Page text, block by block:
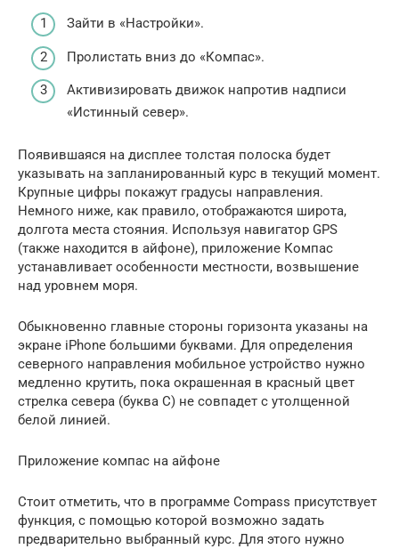
Зайти в «Настройки».
Пролистать вниз до «Компас».
Активизировать движок напротив надписи
«Истинный север».
Появившаяся на дисплее толстая полоска будет
указывать на запланированный курс в текущий момент.
Крупные цифры покажут градусы направления.
Немного ниже, как правило, отображаются широта,
долгота места стояния. Используя навигатор GPS
(также находится в айфоне), приложение Компас
устанавливает особенности местности, возвышение
над уровнем моря.
Обыкновенно главные стороны горизонта указаны на
экране iPhone большими буквами. Для определения
северного направления мобильное устройство нужно
медленно крутить, пока окрашенная в красный цвет
стрелка севера (буква С) не совпадет с утолщенной
белой линией.
Приложение компас на айфоне
Стоит отметить, что в программе Compass присутствует
функция, с помощью которой возможно задать
предварительно выбранный курс. Для этого нужно